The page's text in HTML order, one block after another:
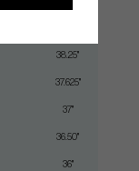
38.25"
37.625"
37"
36.50"
36"